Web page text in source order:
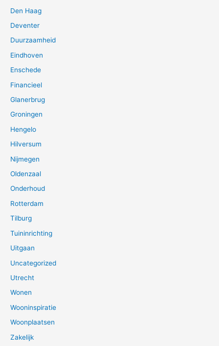
Den Haag
Deventer
Duurzaamheid
Eindhoven
Enschede
Financieel
Glanerbrug
Groningen
Hengelo
Hilversum
Nijmegen
Oldenzaal
Onderhoud
Rotterdam
Tilburg
Tuininrichting
Uitgaan
Uncategorized
Utrecht
Wonen
Wooninspiratie
Woonplaatsen
Zakelijk